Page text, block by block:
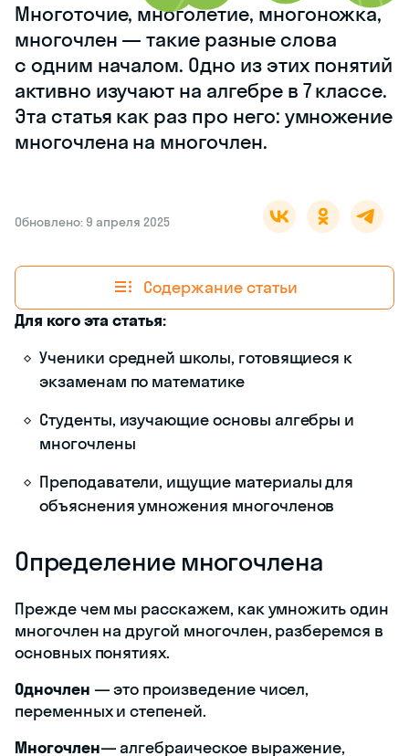
Многоточие, многолетие, многоножка,
многочлен — такие разные слова
с одним началом. Одно из этих понятий
активно изучают на алгебре в 7 классе.
Эта статья как раз про него: умножение
многочлена на многочлен.
Обновлено: 9 апреля 2025
Содержание статьи
Для кого эта статья:
Ученики средней школы, готовящиеся к
экзаменам по математике
Студенты, изучающие основы алгебры и
многочлены
Преподаватели, ищущие материалы для
объяснения умножения многочленов
Определение многочлена
Прежде чем мы расскажем, как умножить один
многочлен на другой многочлен, разберемся в
основных понятиях.
Одночлен — это произведение чисел,
переменных и степеней.
Многочлен— алгебраическое выражение,